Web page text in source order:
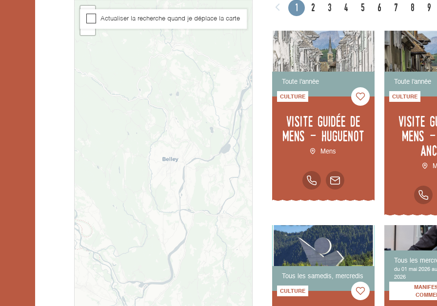
1 2 3 4 5 6 7 8 9
Toute l'année
CULTURE
Visite guidée de
Mens - Huguenot
Mens
Toute l'année
CULTURE
Visite
Mens
Tous les samedis, mercredis
CULTURE
Tous les
du 01 mai 2026
2026
+
−
Actualiser la recherche quand je déplace la carte